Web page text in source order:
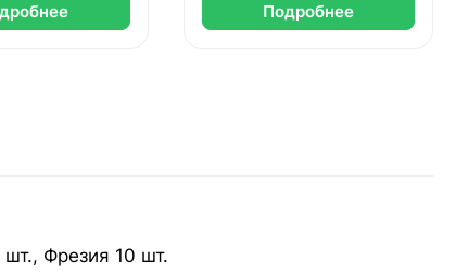
Подробнее
Фрезия 10 шт.